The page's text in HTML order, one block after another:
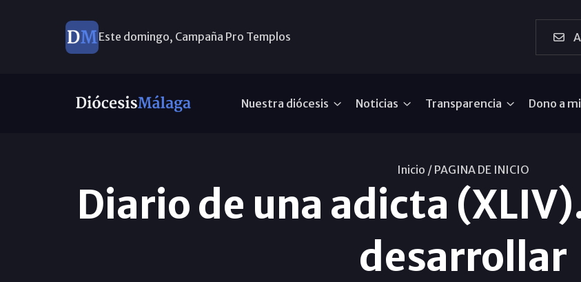
Este domingo, Campaña Pro Templos
Nuestra diócesis Noticias Transparencia Dono a
Inicio / PAGINA DE INICIO
Diario de una adicta
desarrollar